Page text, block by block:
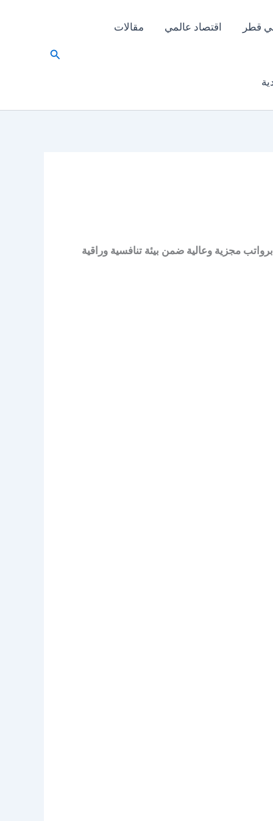
قطر اقتصاد عالمي مقالات
البحث
برواتب مجزية وعالية ضمن بيئة تنافسية وراقية